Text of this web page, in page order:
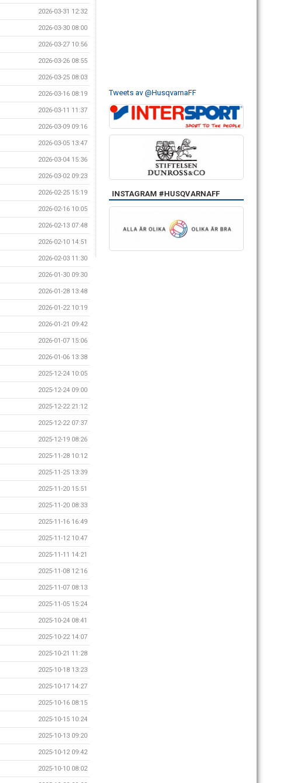
2026-03-31 12:32
2026-03-30 08:00
2026-03-27 10:56
2026-03-26 08:55
2026-03-25 08:03
2026-03-16 08:19
2026-03-11 11:37
2026-03-09 09:16
2026-03-05 13:47
2026-03-04 15:36
2026-03-02 09:23
2026-02-25 15:19
2026-02-16 10:05
2026-02-13 07:48
2026-02-10 14:51
2026-02-03 11:30
2026-01-30 09:30
2026-01-28 13:48
2026-01-22 10:19
2026-01-21 09:42
2026-01-07 15:06
2026-01-06 13:38
2025-12-24 10:05
2025-12-24 09:00
2025-12-22 21:12
2025-12-22 07:37
2025-12-19 08:26
2025-11-28 10:12
2025-11-25 13:39
2025-11-20 15:51
2025-11-20 08:33
2025-11-16 16:49
2025-11-12 10:47
2025-11-11 14:21
2025-11-08 12:16
2025-11-07 08:13
2025-11-05 15:24
2025-10-24 08:41
2025-10-22 14:07
2025-10-21 11:28
2025-10-18 13:23
2025-10-17 14:27
2025-10-16 08:15
2025-10-15 10:24
2025-10-13 09:20
2025-10-12 09:42
2025-10-10 08:02
Tweets av @HusqvarnaFF
INSTAGRAM #HUSQVARNAFF